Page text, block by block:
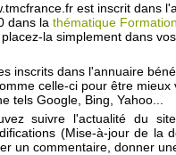
est inscrit dans
dans la thématique
la simplement dans
inscrits dans l'annuaire
celle-ci pour être mieux
tels Google, Bing, Yahoo...
suivre l'actualité du
(Mise-à-jour de la
un commentaire, donner